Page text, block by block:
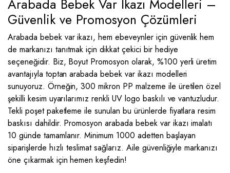
Arabada Bebek Var İkazı Modelleri –
Güvenlik ve Promosyon Çözümleri
Arabada bebek var ikazı, hem ebeveynler için güvenlik hem
de markanızı tanıtmak için dikkat çekici bir hediye
seçeneğidir. Biz, Boyut Promosyon olarak, %100 yerli üretim
avantajıyla toptan arabada bebek var ikazı modelleri
sunuyoruz. Örneğin, 300 mikron PP malzeme ile üretilen özel
şekilli kesim uyarılarımız renkli UV logo baskılı ve vantuzludur.
Tekli poşet paketleme ile sunulan bu ürünlerde fiyatlara resim
baskısı dahildir. Promosyon arabada bebek var ikazı imalatı
10 günde tamamlanır. Minimum 1000 adetten başlayan
siparişlerde hızlı teslimat sağlarız. Aile güvenliğiyle markanızı
öne çıkarmak için hemen keşfedin!